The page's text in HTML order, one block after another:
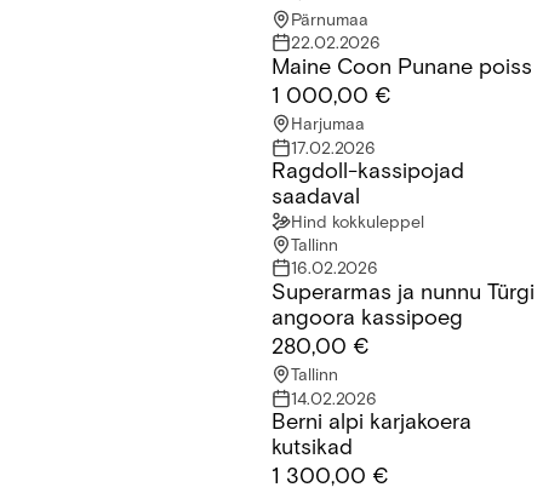
Pärnumaa
22.02.2026
Maine Coon Punane poiss
1 000,00 €
Harjumaa
17.02.2026
Ragdoll-kassipojad
saadaval
Hind kokkuleppel
Tallinn
16.02.2026
Superarmas ja nunnu Türgi angoora kassipoeg
Superarmas ja nunnu Türgi
angoora kassipoeg
280,00 €
Tallinn
14.02.2026
Berni alpi karjakoera
kutsikad
1 300,00 €